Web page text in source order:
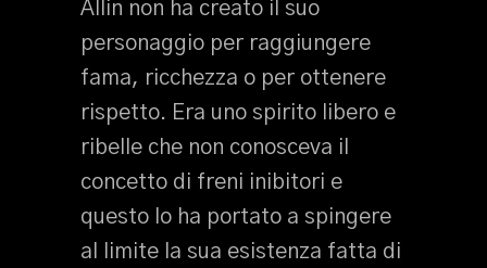
Allin non ha creato il suo
personaggio per raggiungere
fama, ricchezza o per ottenere
rispetto. Era uno spirito libero e
ribelle che non conosceva il
concetto di freni inibitori e
questo lo ha portato a spingere
al limite la sua esistenza fatta di